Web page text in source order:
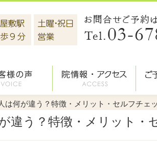
は何が違う？特徴・メリット・セルフチェ
違う？特徴・メリット・